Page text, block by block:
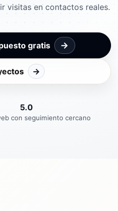
visitas en contactos reales.
gratis →
→
5.0
con seguimiento cercano